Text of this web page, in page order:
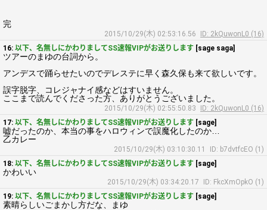
完
2015/10/29(木) 02:53:16.56
ID: 2kQuwonL0 (16)
16: 以下、名無しにかわりましてSS速報VIPがお送りします [sage saga]
ツアーのまゆの台詞から。
アンデスで踊らせたいのでデレステに早く森久保も来て欲しいです。
誤字脱字、コレジャナイ感などはすいません。
ここまで読んでくださった方、ありがとうございました。
2015/10/29(木) 02:55:50.83
ID: 2kQuwonL0 (16)
17: 以下、名無しにかわりましてSS速報VIPがお送りします [sage]
嘘だったのか、本当の事をハロウィンで誤魔化したのか…
乙カレー
2015/10/29(木) 03:10:30.11
ID: b7dvtfcEO (1)
18: 以下、名無しにかわりましてSS速報VIPがお送りします [sage]
かわいい
2015/10/29(木) 03:34:20.17
ID: FkcXmOpkO (1)
19: 以下、名無しにかわりましてSS速報VIPがお送りします [sage]
素晴らしいごまかし方だな、まゆ